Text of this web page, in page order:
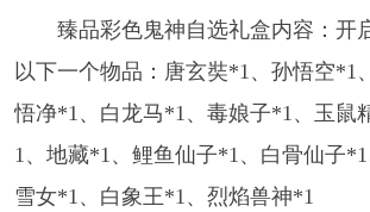
臻品彩色鬼神自选礼盒内容：开
以下一个物品：唐玄奘*1、孙悟空*1
悟净*1、白龙马*1、毒娘子*1、玉鼠
1、地藏*1、鲤鱼仙子*1、白骨仙子*1
雪女*1、白象王*1、烈焰兽神*1